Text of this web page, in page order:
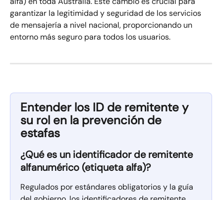
garantizar la legitimidad y seguridad de los servicios
de mensajería a nivel nacional, proporcionando un
entorno más seguro para todos los usuarios.
Entender los ID de remitente y
su rol en la prevención de
estafas
¿Qué es un identificador de remitente
alfanumérico (etiqueta alfa)?
Regulados por estándares obligatorios y la guía